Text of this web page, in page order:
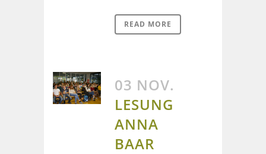
READ MORE
03 NOV.
LESUNG
ANNA
BAAR